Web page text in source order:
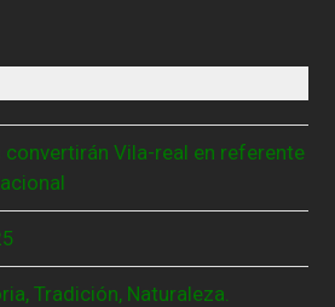
Vila-real en referente
Tradición, Naturaleza.